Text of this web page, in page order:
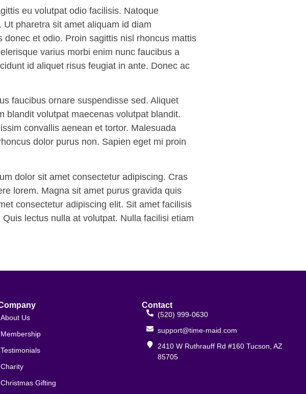
eu volutpat odio facilisis. Natoque
pharetra sit amet aliquam id diam
et odio. Proin sagittis nisl rhoncus mattis
varius morbi enim nunc faucibus a
id aliquet risus feugiat in ante. Donec ac
faucibus ornare suspendisse sed. Aliquet
blandit volutpat maecenas volutpat blandit.
convallis aenean et tortor. Malesuada
dolor purus non. Sapien eget mi proin
dolor sit amet consectetur adipiscing. Cras
lorem. Magna sit amet purus gravida quis
consectetur adipiscing elit. Sit amet facilisis
lectus nulla at volutpat. Nulla facilisi etiam
About Us
Membership
Testimonials
Charity
Christmas Gifting
Contact
(520) 999-0630
support@time-maid.com
2410 W Ruthrauff Rd #160 Tucson, AZ
85705